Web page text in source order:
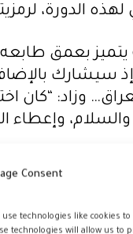
Consent
use technologies like cookies
technologies will allow us to
الدورة،
بعمق
والعراق…
وإعطاء
وبدعم
الفرجوية
الذي